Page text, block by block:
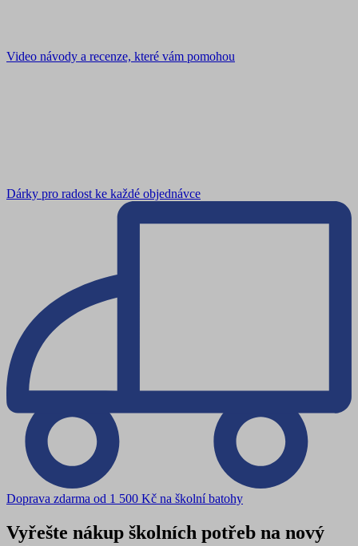
Video návody a recenze, které vám pomohou
Dárky pro radost ke každé objednávce
Doprava zdarma od 1 500 Kč na školní batohy
Vyřešte nákup školních potřeb na nový